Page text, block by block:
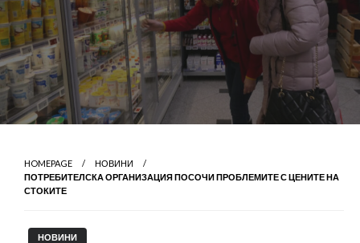
HOMEPAGE
НОВИНИ
ПОТРЕБИТЕЛСКА ОРГАНИЗАЦИЯ ПОСОЧИ ПРОБЛЕМИТЕ С ЦЕНИТЕ НА
СТОКИТЕ
НОВИНИ